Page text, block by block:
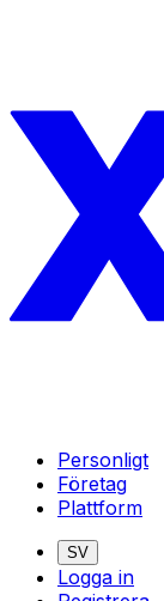
Personligt
Företag
Plattform
SV
Logga in